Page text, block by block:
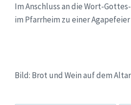
Im Anschluss an die Wort-
im Pfarrheim zu einer Agapefeier
Bild: Brot und Wein auf dem